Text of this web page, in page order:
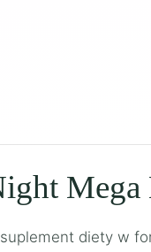
Mega
diety w